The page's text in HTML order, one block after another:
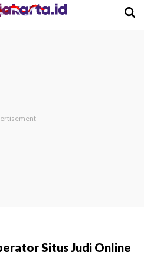
Situs Judi Online